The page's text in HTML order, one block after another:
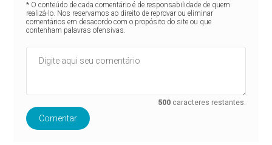
* O conteúdo de cada comentário é de responsabilidade de quem
realizá-lo. Nos reservamos ao direito de reprovar ou eliminar
comentários em desacordo com o propósito do site ou que
contenham palavras ofensivas.
500 caracteres restantes.
Comentar